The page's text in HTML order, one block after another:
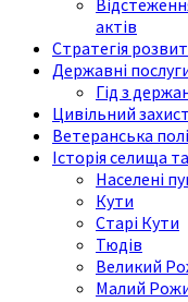
актів
Стратегія
Державні
Гід з
Цивільний захист
Ветеранська
Історія селища
Населені
Кути
Старі Кути
Тюдів
Великий
Малий